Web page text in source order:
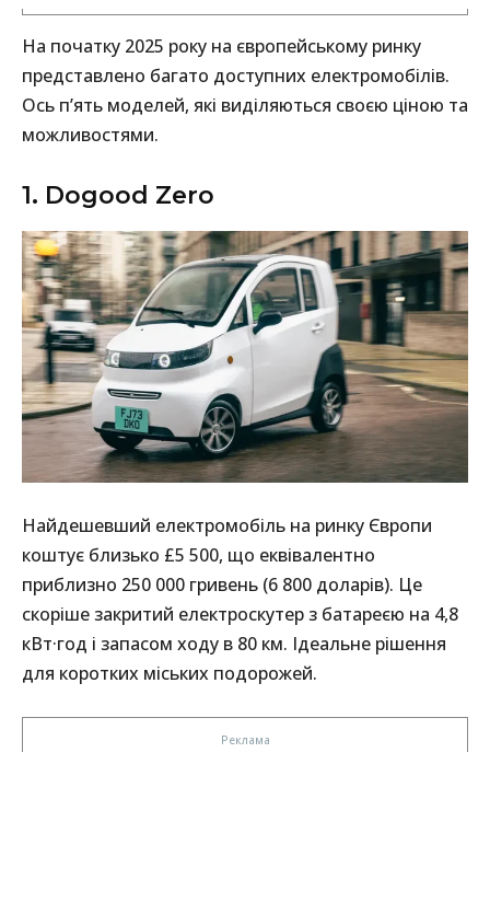
На початку 2025 року на європейському ринку
представлено багато доступних електромобілів.
Ось п’ять моделей, які виділяються своєю ціною та
можливостями.
1. Dogood Zero
Найдешевший електромобіль на ринку Європи
коштує близько £5 500, що еквівалентно
приблизно 250 000 гривень (6 800 доларів). Це
скоріше закритий електроскутер з батареєю на 4,8
кВт·год і запасом ходу в 80 км. Ідеальне рішення
для коротких міських подорожей.